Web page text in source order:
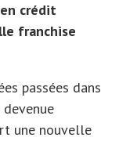
crédit
franchise
passées dans
une nouvelle